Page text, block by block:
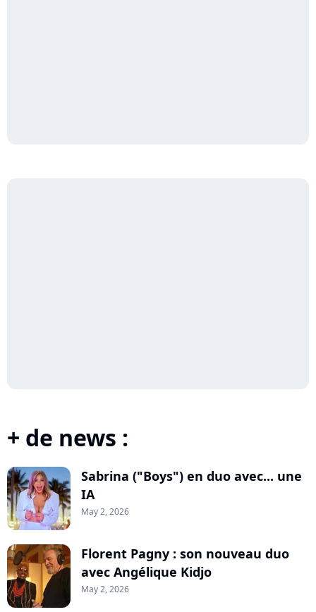
+ de news :
Sabrina ("Boys") en duo avec... une
IA
May 2, 2026
Florent Pagny : son nouveau duo
avec Angélique Kidjo
May 2, 2026